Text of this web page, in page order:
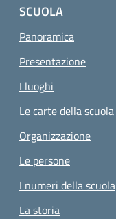
SCUOLA
Panoramica
Presentazione
I luoghi
Le carte della scuola
Organizzazione
Le persone
I numeri della scuola
La storia